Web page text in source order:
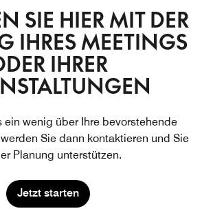
SIE HIER MIT DER
IHRES MEETINGS
IHRER
ein wenig über Ihre bevorstehende
Sie dann kontaktieren und Sie
Planung unterstützen.
Jetzt starten